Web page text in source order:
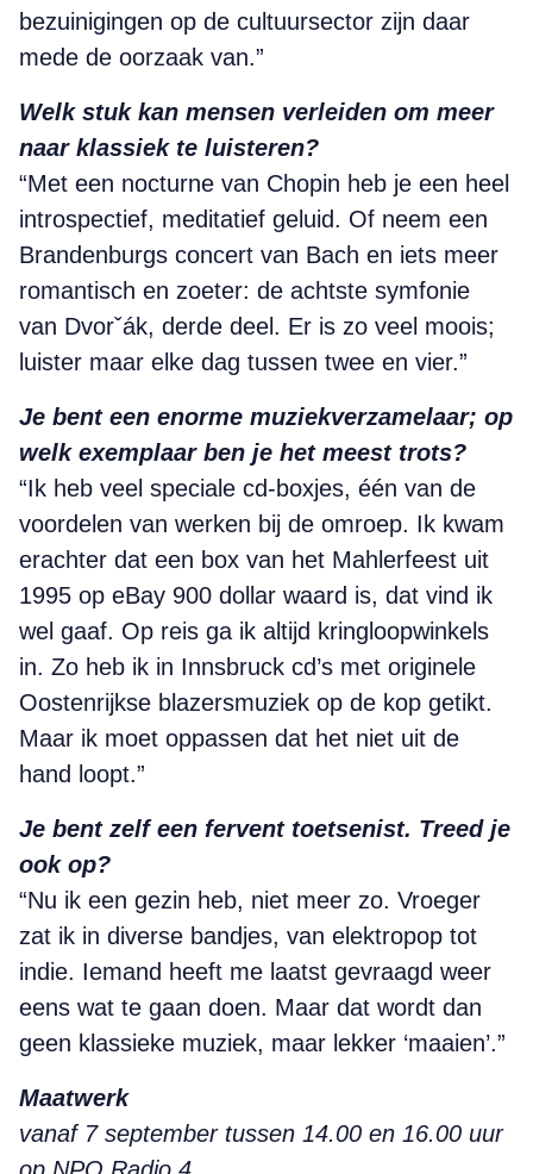
bezuinigingen op de cultuursector zijn daar
mede de oorzaak van.”
Welk stuk kan mensen verleiden om meer
naar klassiek te luisteren?
“Met een nocturne van Chopin heb je een heel
introspectief, meditatief geluid. Of neem een
Brandenburgs concert van Bach en iets meer
romantisch en zoeter: de achtste symfonie
van Dvorˇák, derde deel. Er is zo veel moois;
luister maar elke dag tussen twee en vier.”
Je bent een enorme muziek­verzamelaar; op
welk exemplaar ben je het meest trots?
“Ik heb veel speciale cd-boxjes, één van de
voordelen van werken bij de omroep. Ik kwam
erachter dat een box van het Mahlerfeest uit
1995 op eBay 900 dollar waard is, dat vind ik
wel gaaf. Op reis ga ik altijd kringloopwinkels
in. Zo heb ik in Innsbruck cd’s met originele
Oostenrijkse blazersmuziek op de kop getikt.
Maar ik moet oppassen dat het niet uit de
hand loopt.”
Je bent zelf een fervent toetsenist. Treed je
ook op?
“Nu ik een gezin heb, niet meer zo. Vroeger
zat ik in diverse bandjes, van elektropop tot
indie. Iemand heeft me laatst gevraagd weer
eens wat te gaan doen. Maar dat wordt dan
geen klassieke muziek, maar lekker ‘maaien’.”
Maatwerk
vanaf 7 september tussen 14.00 en 16.00 uur